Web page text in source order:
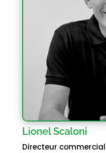
Lionel Scaloni
Directeur commercial